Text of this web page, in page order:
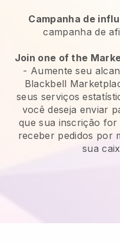
Campanha de
campanha de
Join one of the
- Aumente seu
Blackbell
seus serviços
você deseja enviar
que sua inscrição
receber pedidos por
sua